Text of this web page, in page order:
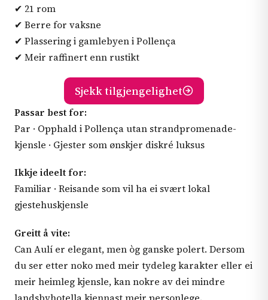
✔ 21 rom
✔ Berre for vaksne
✔ Plassering i gamlebyen i Pollença
✔ Meir raffinert enn rustikt
Sjekk tilgjengelighet
Passar best for:
Par · Opphald i Pollença utan strandpromenade-
kjensle · Gjester som ønskjer diskré luksus
Ikkje ideelt for:
Familiar · Reisande som vil ha ei svært lokal
gjestehuskjensle
Greitt å vite:
Can Aulí er elegant, men òg ganske polert. Dersom
du ser etter noko med meir tydeleg karakter eller ei
meir heimleg kjensle, kan nokre av dei mindre